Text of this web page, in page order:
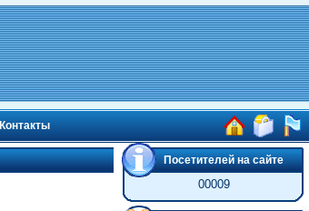
Контакты
Посетителей на сайте
00009